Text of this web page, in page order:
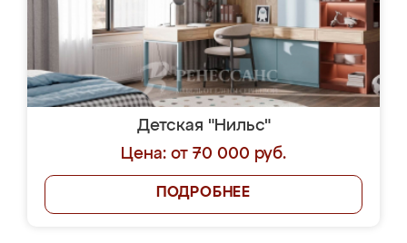
Детская "Нильс"
Цена: от 70 000 руб.
ПОДРОБНЕЕ